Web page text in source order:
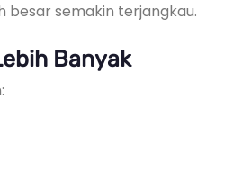
besar semakin terjangkau.
Banyak